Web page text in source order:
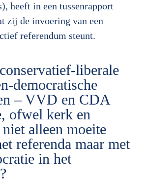
heeft in een tussenrapport
zij de invoering van een
referendum steunt.
liberale
democratische
– VVD en CDA
ofwel kerk en
alleen moeite
referenda maar met
in het